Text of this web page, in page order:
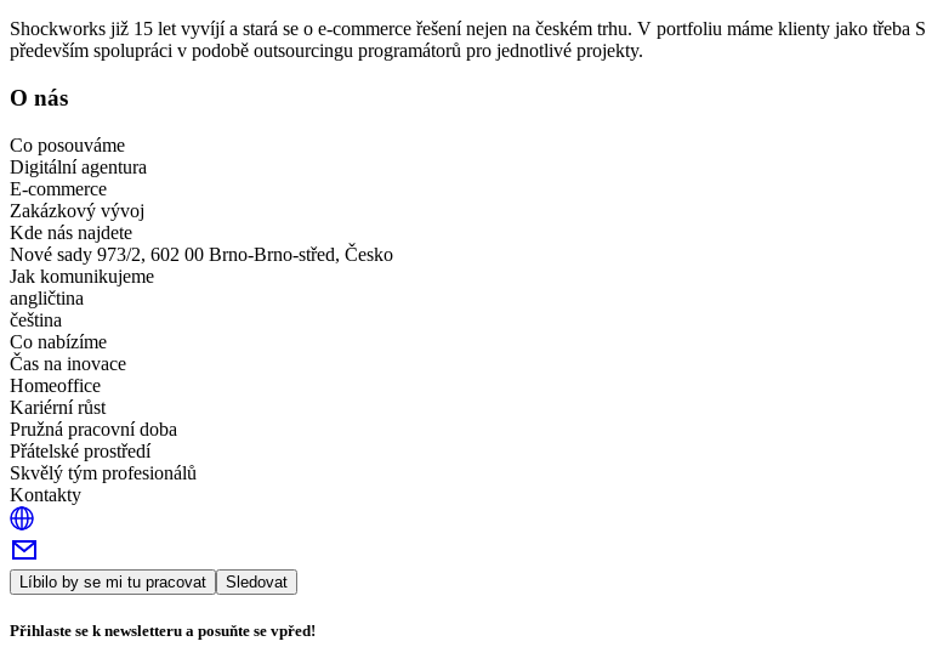
Shockworks již 15 let vyvíjí a stará se o e-commerce řešení nejen na českém trhu. V portfoliu máme klienty jako
především spolupráci v podobě outsourcingu programátorů pro jednotlivé projekty.
O nás
Co posouváme
Digitální agentura
E-commerce
Zakázkový vývoj
Kde nás najdete
Nové sady 973/2, 602 00 Brno-Brno-střed, Česko
Jak komunikujeme
angličtina
čeština
Co nabízíme
Čas na inovace
Homeoffice
Kariérní růst
Pružná pracovní doba
Přátelské prostředí
Skvělý tým profesionálů
Kontakty
Líbilo by se mi tu pracovat Sledovat
Přihlaste se k newsletteru a posuňte se vpřed!